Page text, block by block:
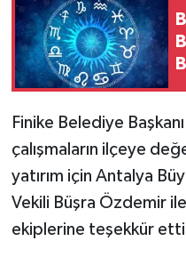
Finike Belediye
çalışmaların ilçeye
yatırım için Antalya
Vekili Büşra Özdemir
ekiplerine teşekkür